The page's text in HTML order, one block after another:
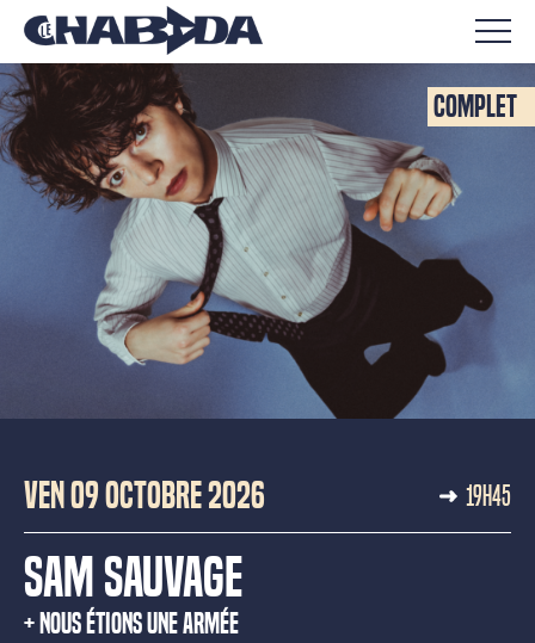
Complet
VEN 09 OCTOBRE 2026 19H45
SAM SAUVAGE
NOUS ÉTIONS UNE ARMÉE